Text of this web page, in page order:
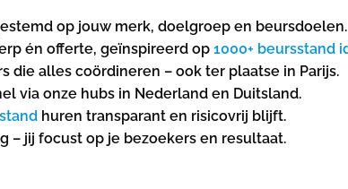
op jouw merk, doelgroep en beursdoelen.
én offerte, geïnspireerd op 1000+ beursstand
alles coördineren – ook ter plaatse in Parijs.
via onze hubs in Nederland en Duitsland.
huren transparant en risicovrij blijft.
– jij focust op je bezoekers en resultaat.